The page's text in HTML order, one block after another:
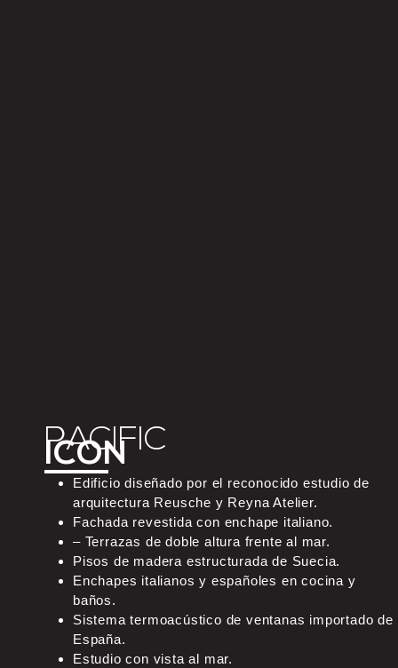
PACIFIC
ICON
Edificio diseñado por el reconocido estudio de
arquitectura Reusche y Reyna Atelier.
Fachada revestida con enchape italiano.
– Terrazas de doble altura frente al mar.
Pisos de madera estructurada de Suecia.
Enchapes italianos y españoles en cocina y
baños.
Sistema termoacústico de ventanas importado de
España.
Estudio con vista al mar.